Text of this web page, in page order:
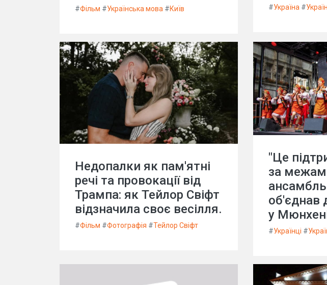
#Фільм #Українська мова #Київ #Україна #
Недопалки як пам'ятні
речі та провокації від
Трампа: як Тейлор Свіфт
відзначила своє весілля.
#Фільм #Фотографія #Тейлор Свіфт
"Це
за
ансамбль
об'єднав
у
#Українці #